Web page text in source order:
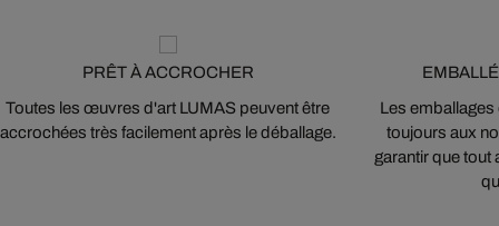
PRÊT À ACCROCHER
Toutes les œuvres d'art LUMAS peuvent être
accrochées très facilement après le déballage.
Les
toujours aux
garantir que tout